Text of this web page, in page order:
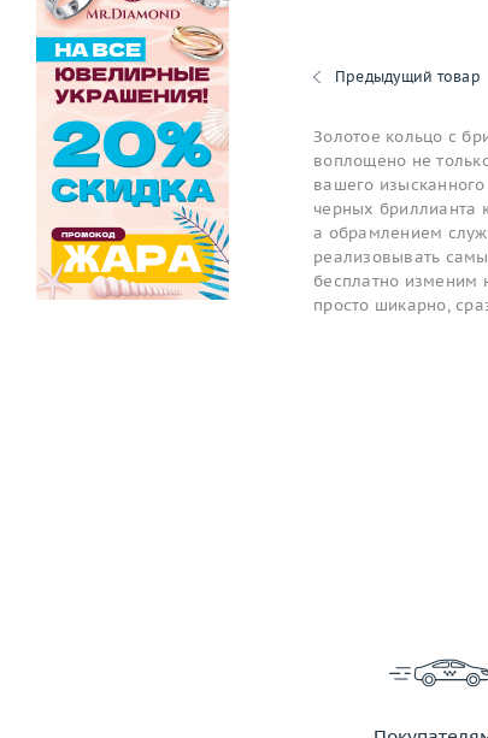
Предыдущий товар
Золотое кольцо с
воплощено не
вашего
черных бриллианта
а обрамлением
реализовывать
бесплатно изменим
просто шикарно,